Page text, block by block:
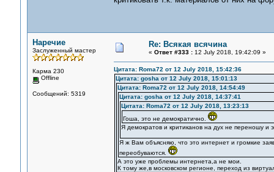
Наречие
Заслуженный мастер
Карма 230
Offline
Сообщений: 5319
Re: Всякая всячина
« Ответ #333 :12 July 2018, 19:42:09 »
Цитата: Roma72 от 12 July 2018, 15:42:36
Цитата: gosha от 12 July 2018, 15:01:13
Цитата: Roma72 от 12 July 2018, 14:54:49
Цитата: gosha от 12 July 2018, 14:37:41
Цитата: Roma72 от 12 July 2018, 13:23:13
Гоша, это не демократично.
Я демократов и критиканов на дух не переношу и
Я ж Вам объясняю, что это интернет и громкие
переобуваются.
А это уже проблемы интернета,а не мои.
К тому же,в московском регионе, переход из